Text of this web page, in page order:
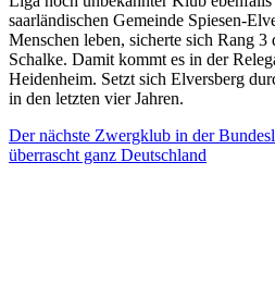
saarländischen Gemeinde Spiesen-
Menschen leben, sicherte sich Rang 3
Schalke. Damit kommt es in der
Heidenheim. Setzt sich Elversberg
in den letzten vier Jahren.
Der nächste Zwergklub in der
überrascht ganz Deutschland